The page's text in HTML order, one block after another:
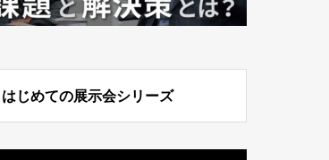
はじめての展示会シリーズ